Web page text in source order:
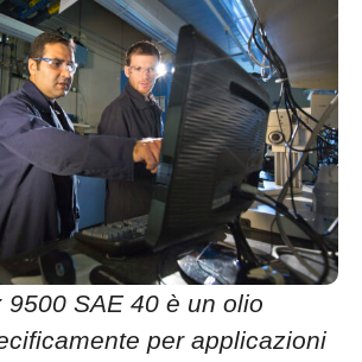
9500 SAE 40 è un olio
per applicazioni